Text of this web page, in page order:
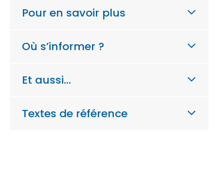
Pour en savoir plus
Où s’informer ?
Et aussi…
Textes de référence